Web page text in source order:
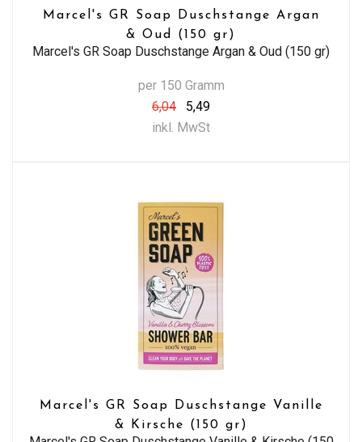
Marcel's GR Soap Duschstange Argan
& Oud (150 gr)
Marcel's GR Soap Duschstange Argan & Oud (150 gr)
per 150 Gramm
6,04
5,49
inkl. MwSt
Marcel's GR Soap Duschstange Vanille
& Kirsche (150 gr)